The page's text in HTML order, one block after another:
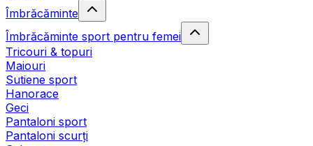
Îmbrăcăminte
Îmbrăcăminte sport pentru femei
Tricouri & topuri
Maiouri
Sutiene sport
Hanorace
Geci
Pantaloni sport
Pantaloni scurți